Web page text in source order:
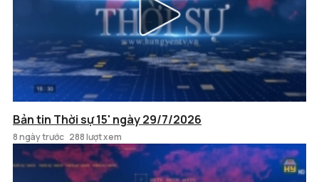
Bản tin Thời sự 15' ngày 29/7/2026
8 ngày trước 288 lượt xem